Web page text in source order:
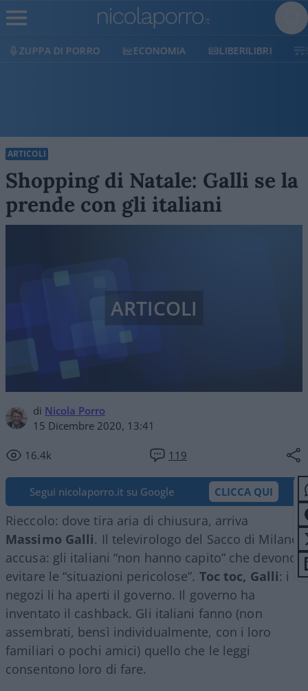
ZUPPA DI PORRO ECONOMIA LIBERILIBRI
ARTICOLI
Shopping di Natale: Galli se la
prende con gli italiani
di Nicola Porro
15 Dicembre 2020, 13:41
16.4k 119
ARTICOLI
Segui nicolaporro.it su Google CLICCA QUI
Rieccolo: dove tira aria di chiusura, arriva
Massimo Galli. Il televirologo del Sacco di Milano
accusa: gli italiani “non hanno capito” che devono
evitare le “situazioni pericolose”. Toc toc, Galli: i
negozi li ha aperti il governo. Il governo ha
inventato il cashback. Gli italiani fanno (non
assembrati, bensì individualmente, con i loro
familiari o pochi amici) quello che le leggi
consentono loro di fare.